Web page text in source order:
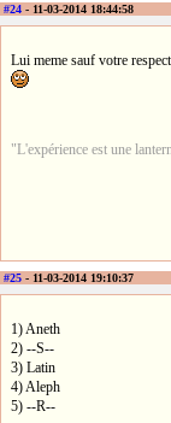
#24 - 11-03-2014 18:44:58
Lui meme sauf votre
"L'expérience est une
#25 - 11-03-2014 19:10:37
1) Aneth
2) --S--
3) Latin
4) Aleph
5) --R--